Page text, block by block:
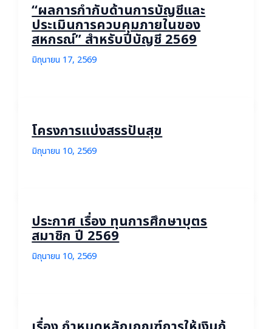
“ผลการกำกับด้านการบัญชีและ
ประเมินการควบคุมภายในของ
สหกรณ์” สำหรับปีบัญชี 2569
มิถุนายน 17, 2569
โครงการแบ่งสรรปันสุข
มิถุนายน 10, 2569
ประกาศ เรื่อง ทุนการศึกษาบุตร
สมาชิก ปี 2569
มิถุนายน 10, 2569